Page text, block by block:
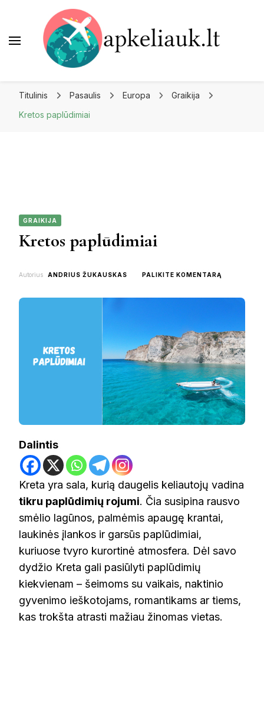
Titulinis Pasaulis Europa
Graikija
Kretos paplūdimiai
GRAIKIJA
Kretos paplūdimiai
Autorius ANDRIUS ŽUKAUSKAS PALIKITE KOMENTARĄ
Dalintis
Kreta yra sala, kurią daugelis keliautojų vadina
tikru paplūdimių rojumi. Čia susipina rausvo
smėlio lagūnos, palmėmis apaugę krantai,
laukinės įlankos ir garsūs paplūdimiai,
kuriuose tvyro kurortinė atmosfera. Dėl savo
dydžio Kreta gali pasiūlyti paplūdimių
kiekvienam – šeimoms su vaikais, naktinio
gyvenimo ieškotojams, romantikams ar tiems,
kas trokšta atrasti mažiau žinomas vietas.